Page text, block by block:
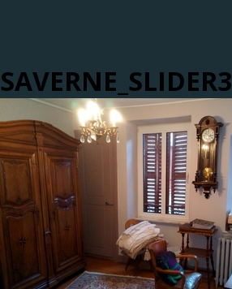
SAVERNE_SLIDER3